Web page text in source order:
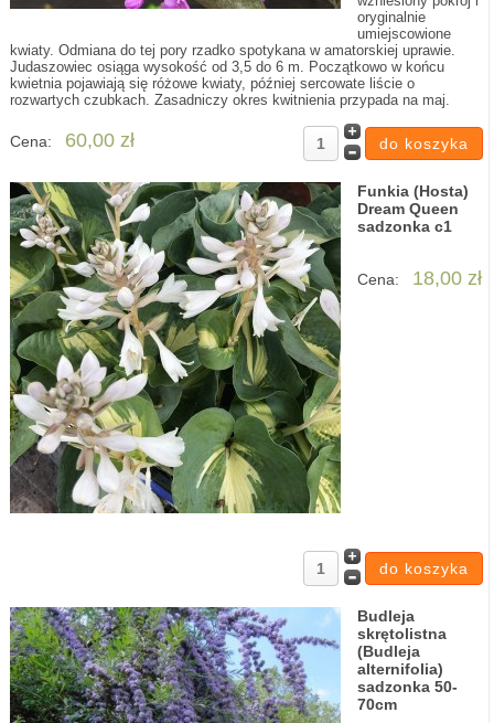
oryginalnie
umiejscowione
kwiaty. Odmiana do tej pory rzadko spotykana w amatorskiej uprawie.
Judaszowiec osiąga wysokość od 3,5 do 6 m. Początkowo w końcu
kwietnia pojawiają się różowe kwiaty, później sercowate liście o
rozwartych czubkach. Zasadniczy okres kwitnienia przypada na maj.
Cena: 60,00 zł
Funkia (Hosta)
Dream Queen
sadzonka c1
Cena: 18,00 zł
Budleja
skrętolistna
(Budleja
alternifolia)
sadzonka 50-
70cm